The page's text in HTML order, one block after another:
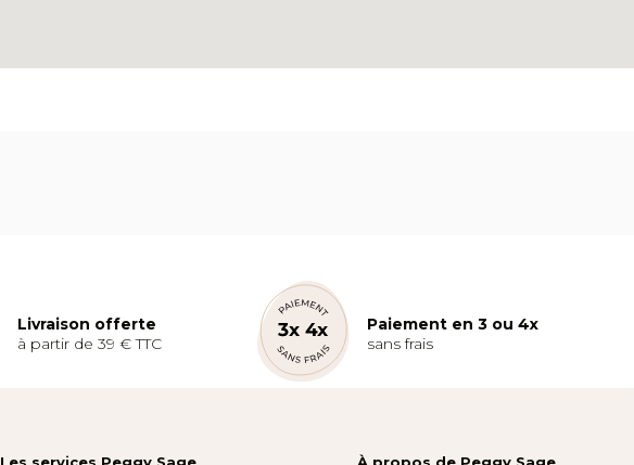
Livraison offerte
à partir de 39 € TTC
Paiement en 3 ou 4x
sans frais